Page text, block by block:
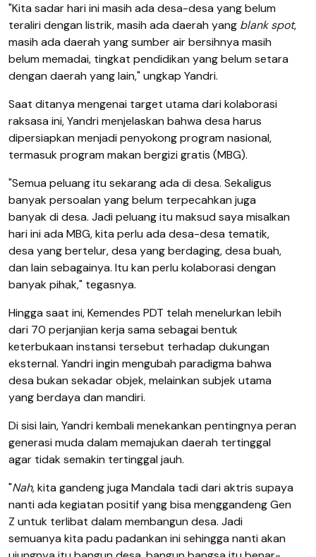
"Kita sadar hari ini masih ada desa-desa yang belum
teraliri dengan listrik, masih ada daerah yang blank spot,
masih ada daerah yang sumber air bersihnya masih
belum memadai, tingkat pendidikan yang belum setara
dengan daerah yang lain," ungkap Yandri.
Saat ditanya mengenai target utama dari kolaborasi
raksasa ini, Yandri menjelaskan bahwa desa harus
dipersiapkan menjadi penyokong program nasional,
termasuk program makan bergizi gratis (MBG).
"Semua peluang itu sekarang ada di desa. Sekaligus
banyak persoalan yang belum terpecahkan juga
banyak di desa. Jadi peluang itu maksud saya misalkan
hari ini ada MBG, kita perlu ada desa-desa tematik,
desa yang bertelur, desa yang berdaging, desa buah,
dan lain sebagainya. Itu kan perlu kolaborasi dengan
banyak pihak," tegasnya.
Hingga saat ini, Kemendes PDT telah menelurkan lebih
dari 70 perjanjian kerja sama sebagai bentuk
keterbukaan instansi tersebut terhadap dukungan
eksternal. Yandri ingin mengubah paradigma bahwa
desa bukan sekadar objek, melainkan subjek utama
yang berdaya dan mandiri.
Di sisi lain, Yandri kembali menekankan pentingnya peran
generasi muda dalam memajukan daerah tertinggal
agar tidak semakin tertinggal jauh.
"Nah, kita gandeng juga Mandala tadi dari aktris supaya
nanti ada kegiatan positif yang bisa menggandeng Gen
Z untuk terlibat dalam membangun desa. Jadi
semuanya kita padu padankan ini sehingga nanti akan